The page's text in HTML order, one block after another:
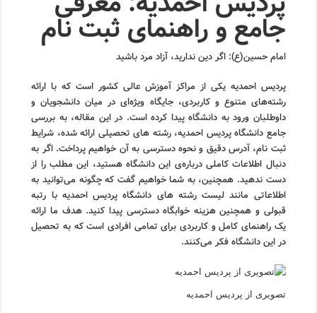
جامع و راهنمای ثبت نام
امام حسین(ع): اگر دین ندارید، آزاد مرد باشید
پردیس احمدیه یکی از مراکز آموزش عالی کشور است که با ارائه
رشته‌های متنوع و کاربردی، جایگاه ویژه‌ای در میان دانشجویان و
داوطلبان ورود به دانشگاه پیدا کرده است. در این مقاله، به بررسی
جامع دانشگاه پردیس احمدیه، رشته های تحصیلی ارائه شده، شرایط
ثبت نام، آدرس دقیق و نحوه دسترسی به آن خواهیم پرداخت. اگر به
دنبال اطلاعات کاملی درباره‌ی این دانشگاه هستید، این مطلب را از
دست ندهید. همچنین، به شما خواهیم گفت که چگونه می‌توانید به
اطلاعاتی مانند لیست رشته های دانشگاه پردیس احمدیه با رتبه
قبولی و همچنین هزینه خوابگاه دسترسی پیدا کنید. هدف ما ارائه
یک راهنمای کامل و کاربردی برای تمامی افرادی است که به تحصیل
در این دانشگاه فکر می‌کنند.
تصویری از پردیس احمدیه